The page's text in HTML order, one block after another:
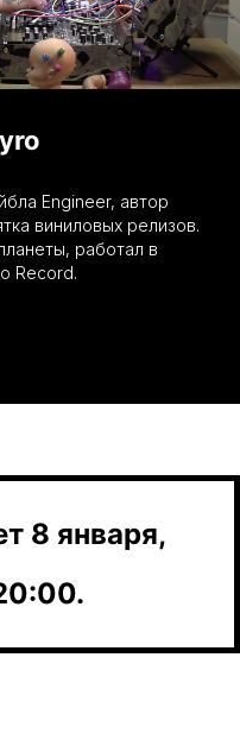
Engineer, автор
виниловых релизов.
работал в
Record.
8 января,